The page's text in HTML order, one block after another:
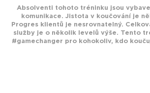
Absolventi tohoto tréninku jsou
komunikace. Jistota v koučování je
Progres klientů je nesrovnatelný.
služby je o několik levelů výše. Tento
#gamechanger pro kohokoliv, kdo